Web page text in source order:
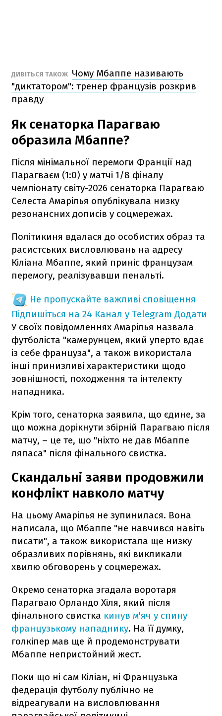
ДИВІТЬСЯ ТАКОЖ Чому Мбаппе називають
"диктатором": тренер французів розкрив
правду
Як сенаторка Парагваю
образила Мбаппе?
Після мінімальної перемоги Франції над
Парагваєм (1:0) у матчі 1/8 фіналу
чемпіонату світу-2026 сенаторка Парагваю
Селеста Амарілья опублікувала низку
резонансних дописів у соцмережах.
Політикиня вдалася до особистих образ та
расистських висловлювань на адресу
Кіліана Мбаппе, який приніс французам
перемогу, реалізувавши пенальті.
Не пропускайте важливі сповіщення
Підпишіться на 24 Канал у Telegram Додати
У своїх повідомленнях Амарілья назвала
футболіста "камерунцем, який уперто вдає
із себе француза", а також використала
інші принизливі характеристики щодо
зовнішності, походження та інтелекту
нападника.
Крім того, сенаторка заявила, що єдине, за
що можна дорікнути збірній Парагваю після
матчу, – це те, що "ніхто не дав Мбаппе
ляпаса" після фінального свистка.
Скандальні заяви продовжили
конфлікт навколо матчу
На цьому Амарілья не зупинилася. Вона
написала, що Мбаппе "не навчився навіть
писати", а також використала ще низку
образливих порівнянь, які викликали
хвилю обговорень у соцмережах.
Окремо сенаторка згадала воротаря
Парагваю Орландо Хіля, який після
фінального свистка кинув м'яч у спину
французькому нападнику. На її думку,
голкіпер мав ще й продемонструвати
Мбаппе непристойний жест.
Поки що ні сам Кіліан, ні Французька
федерація футболу публічно не
відреагували на висловлювання